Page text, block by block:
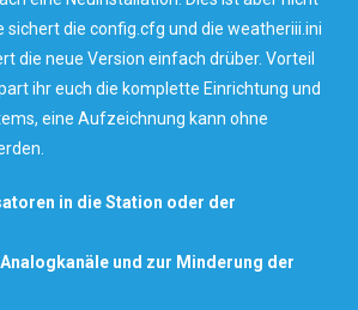
sichert die config.cfg und die weatheriii.ini
die neue Version einfach drüber. Vorteil
ihr euch die komplette Einrichtung und
eine Aufzeichnung kann ohne
in die Station oder der
und zur Minderung der